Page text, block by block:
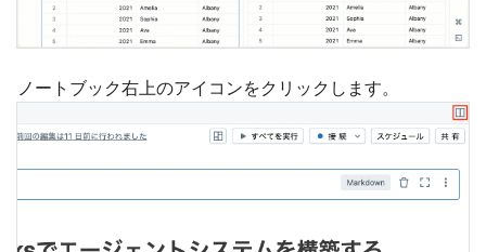
ノートブック右上のアイコンをクリックします。